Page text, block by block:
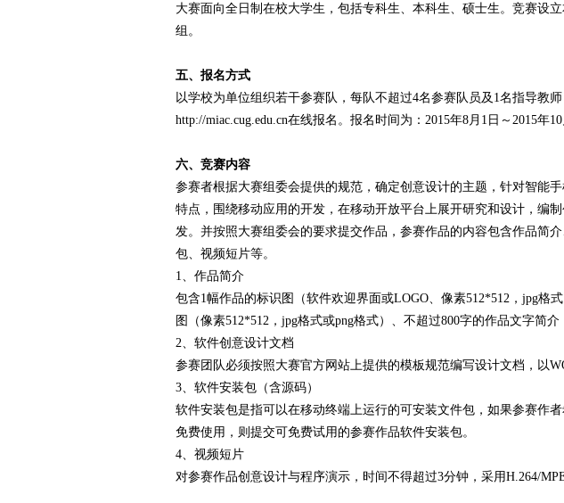
大赛面向全日制在校大学生，包括专科生、本科生、硕士生。竞赛设
组。
五、报名方式
以学校为单位组织若干参赛队，每队不超过4名参赛队员及1名指导教师
http://miac.cug.edu.cn在线报名。报名时间为：2015年8月1日～2015年
六、竞赛内容
参赛者根据大赛组委会提供的规范，确定创意设计的主题，针对智能
特点，围绕移动应用的开发，在移动开放平台上展开研究和设计，编
发。并按照大赛组委会的要求提交作品，参赛作品的内容包含作品简
包、视频短片等。
1、作品简介
包含1幅作品的标识图（软件欢迎界面或LOGO、像素512*512，jpg格
图（像素512*512，jpg格式或png格式）、不超过800字的作品文字简介
2、软件创意设计文档
参赛团队必须按照大赛官方网站上提供的模板规范编写设计文档，以
3、软件安装包（含源码）
软件安装包是指可以在移动终端上运行的可安装文件包，如果参赛作
免费使用，则提交可免费试用的参赛作品软件安装包。
4、视频短片
对参赛作品创意设计与程序演示，时间不得超过3分钟，采用H.264/